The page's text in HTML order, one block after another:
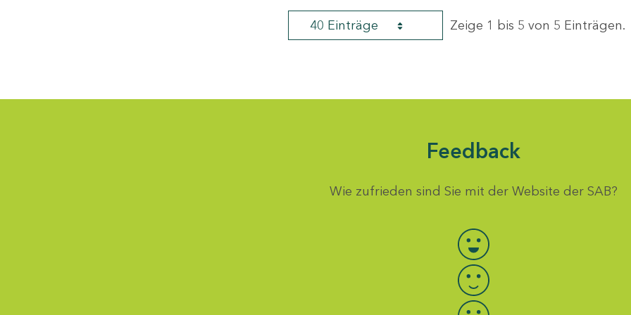
40 Einträge Zeige 1 bis 5 von 5 Einträgen.
Feedback
Wie zufrieden sind Sie mit der Website der SAB?
Bewertung auswählen